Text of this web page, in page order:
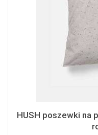
HUSH poszewki na